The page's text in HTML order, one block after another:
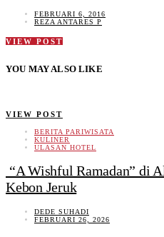
FEBRUARI 6, 2016
REZA ANTARES P
VIEW POST
YOU MAY ALSO LIKE
VIEW POST
BERITA PARIWISATA
KULINER
ULASAN HOTEL
“A Wishful Ramadan” di
Kebon Jeruk
DEDE SUHADI
FEBRUARI 26, 2026